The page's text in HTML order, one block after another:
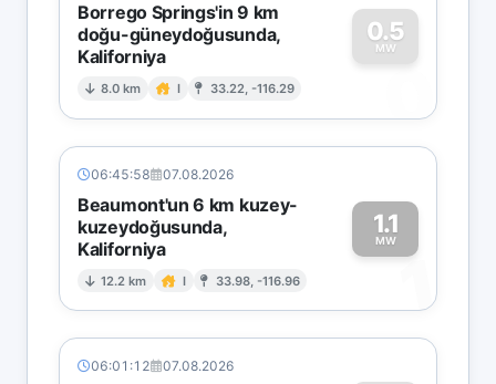
Borrego Springs'in 9 km
doğu-güneydoğusunda,
Kaliforniya
8.0 km I 33.22, -116.29
0.5
MW
0
06:45:58 07.08.2026
Beaumont'un 6 km kuzey-
kuzeydoğusunda,
Kaliforniya
12.2 km I 33.98, -116.96
1.1
MW
1
06:01:12 07.08.2026